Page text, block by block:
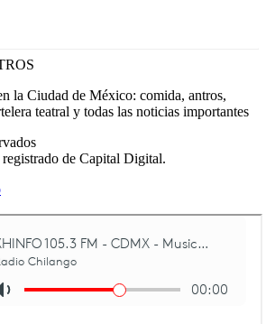
la Ciudad de México: comida, antros,
teatral y todas las noticias importantes
de Capital Digital.